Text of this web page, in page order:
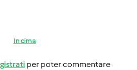
In cima
per poter commentare